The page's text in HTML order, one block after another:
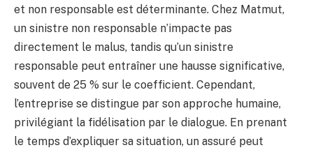
et non responsable est déterminante. Chez Matmut,
un sinistre non responsable n’impacte pas
directement le malus, tandis qu’un sinistre
responsable peut entraîner une hausse significative,
souvent de 25 % sur le coefficient. Cependant,
l’entreprise se distingue par son approche humaine,
privilégiant la fidélisation par le dialogue. En prenant
le temps d’expliquer sa situation, un assuré peut